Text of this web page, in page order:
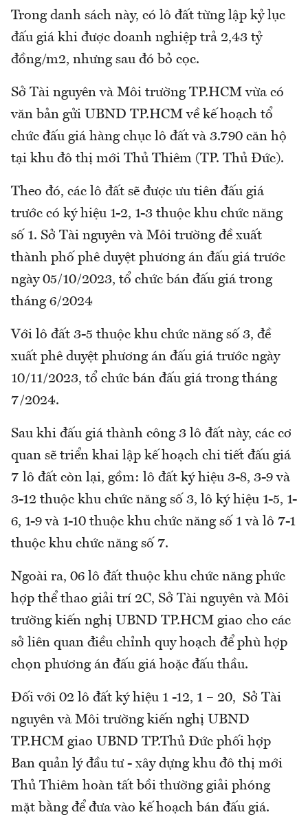
Trong danh sách này, có lô đất từng lập kỷ lục
đấu giá khi được doanh nghiệp trả 2,43 tỷ
đồng/m2, nhưng sau đó bỏ cọc.
Sở Tài nguyên và Môi trường TP.HCM vừa có
văn bản gửi UBND TP.HCM về kế hoạch tổ
chức đấu giá hàng chục lô đất và 3.790 căn hộ
tại khu đô thị mới Thủ Thiêm (TP. Thủ Đức).
Theo đó, các lô đất sẽ được ưu tiên đấu giá
trước có ký hiệu 1-2, 1-3 thuộc khu chức năng
số 1. Sở Tài nguyên và Môi trường đề xuất
thành phố phê duyệt phương án đấu giá trước
ngày 05/10/2023, tổ chức bán đấu giá trong
tháng 6/2024
Với lô đất 3-5 thuộc khu chức năng số 3, đề
xuất phê duyệt phương án đấu giá trước ngày
10/11/2023, tổ chức bán đấu giá trong tháng
7/2024.
Sau khi đấu giá thành công 3 lô đất này, các cơ
quan sẽ triển khai lập kế hoạch chi tiết đấu giá
7 lô đất còn lại, gồm: lô đất ký hiệu 3-8, 3-9 và
3-12 thuộc khu chức năng số 3, lô ký hiệu 1-5, 1-
6, 1-9 và 1-10 thuộc khu chức năng số 1 và lô 7-1
thuộc khu chức năng số 7.
Ngoài ra, 06 lô đất thuộc khu chức năng phức
hợp thể thao giải trí 2C, Sở Tài nguyên và Môi
trường kiến nghị UBND TP.HCM giao cho các
sở liên quan điều chỉnh quy hoạch để phù hợp
chọn phương án đấu giá hoặc đấu thầu.
Đối với 02 lô đất ký hiệu 1 -12, 1 – 20, Sở Tài
nguyên và Môi trường kiến nghị UBND
TP.HCM giao UBND TP.Thủ Đức phối hợp
Ban quản lý đầu tư - xây dựng khu đô thị mới
Thủ Thiêm hoàn tất bồi thường giải phóng
mặt bằng để đưa vào kế hoạch bán đấu giá.